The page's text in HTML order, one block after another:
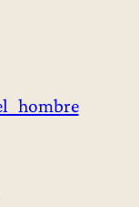
hombre